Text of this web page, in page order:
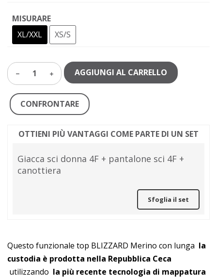
MISURARE
XL/XXL
XS/S
1 AGGIUNGI AL CARRELLO
CONFRONTARE
OTTIENI PIÙ VANTAGGI COME PARTE DI UN SET
Giacca sci donna 4F + pantalone sci 4F +
canottiera
Sfoglia il set
Questo funzionale top BLIZZARD Merino con lunga la
custodia è prodotta nella Repubblica Ceca
utilizzando la più recente tecnologia di mappatura